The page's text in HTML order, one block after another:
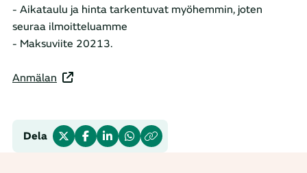
- Aikataulu ja hinta tarkentuvat myöhemmin, joten
seuraa ilmoitteluamme
- Maksuviite 20213.
Anmälan
Dela